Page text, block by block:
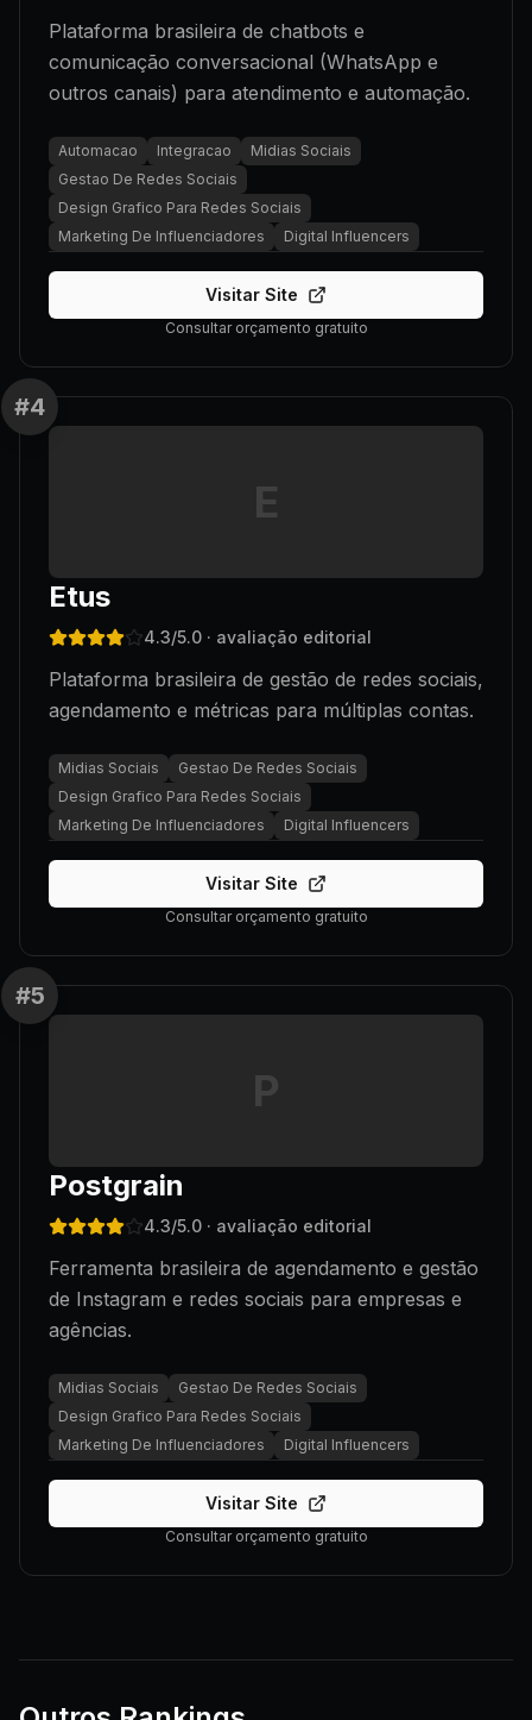
Plataforma brasileira de chatbots e
comunicação conversacional (WhatsApp e
outros canais) para atendimento e automação.
Automacao Integracao
Midias Sociais
Gestao De Redes Sociais
Design Grafico Para Redes Sociais
Marketing De Influenciadores
Digital Influencers
Visitar Site
Consultar orçamento gratuito
#4
E
Etus
4.3/5.0 · avaliação editorial
Plataforma brasileira de gestão de redes sociais,
agendamento e métricas para múltiplas contas.
Midias Sociais
Gestao De Redes Sociais
Design Grafico Para Redes Sociais
Marketing De Influenciadores
Digital Influencers
Visitar Site
Consultar orçamento gratuito
#5
P
Postgrain
4.3/5.0 · avaliação editorial
Ferramenta brasileira de agendamento e gestão
de Instagram e redes sociais para empresas e
agências.
Midias Sociais
Gestao De Redes Sociais
Design Grafico Para Redes Sociais
Marketing De Influenciadores
Digital Influencers
Visitar Site
Consultar orçamento gratuito